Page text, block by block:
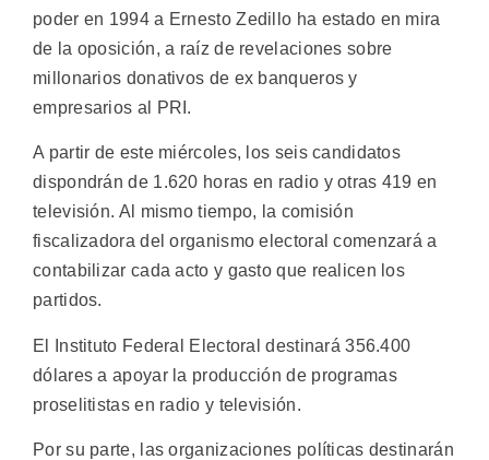
poder en 1994 a Ernesto Zedillo ha estado en mira
de la oposición, a raíz de revelaciones sobre
millonarios donativos de ex banqueros y
empresarios al PRI.
A partir de este miércoles, los seis candidatos
dispondrán de 1.620 horas en radio y otras 419 en
televisión. Al mismo tiempo, la comisión
fiscalizadora del organismo electoral comenzará a
contabilizar cada acto y gasto que realicen los
partidos.
El Instituto Federal Electoral destinará 356.400
dólares a apoyar la producción de programas
proselitistas en radio y televisión.
Por su parte, las organizaciones políticas destinarán